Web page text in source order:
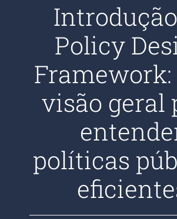
Policy
visão geral
políticas